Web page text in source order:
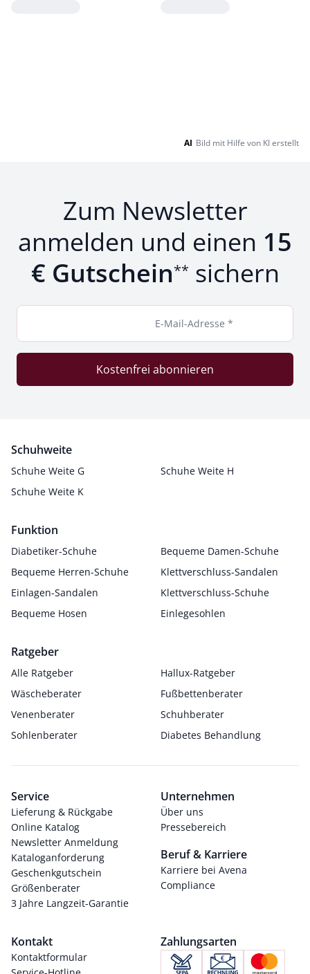
AI Bild mit Hilfe von KI erstellt
Zum Newsletter
anmelden und einen 15
€ Gutschein** sichern
E-Mail-Adresse *
Kostenfrei abonnieren
Schuhweite
Schuhe Weite G
Schuhe Weite H
Schuhe Weite K
Funktion
Diabetiker-Schuhe
Bequeme Damen-Schuhe
Bequeme Herren-Schuhe
Klettverschluss-Sandalen
Einlagen-Sandalen
Klettverschluss-Schuhe
Bequeme Hosen
Einlegesohlen
Ratgeber
Alle Ratgeber
Hallux-Ratgeber
Wäscheberater
Fußbettenberater
Venenberater
Schuhberater
Sohlenberater
Diabetes Behandlung
Service
Lieferung & Rückgabe
Online Katalog
Newsletter Anmeldung
Kataloganforderung
Geschenkgutschein
Größenberater
3 Jahre Langzeit-Garantie
Unternehmen
Über uns
Pressebereich
Beruf & Karriere
Karriere bei Avena
Compliance
Kontakt
Kontaktformular
Zahlungsarten